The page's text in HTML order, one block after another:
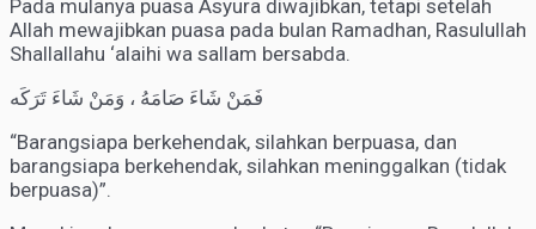
Pada mulanya puasa Asyura diwajibkan, tetapi setelah
Allah mewajibkan puasa pada bulan Ramadhan, Rasulullah
Shallallahu ‘alaihi wa sallam bersabda.
فَمَنْ شَاءَ صَامَهُ ، وَمَنْ شَاءَ تَرَكَه
“Barangsiapa berkehendak, silahkan berpuasa, dan
barangsiapa berkehendak, silahkan meninggalkan (tidak
berpuasa)”.